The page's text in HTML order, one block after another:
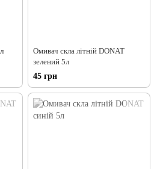
Омивач скла літній DONAT
зелений 5л
45 грн